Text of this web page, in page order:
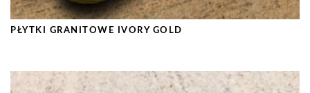
PŁYTKI GRANITOWE IVORY GOLD